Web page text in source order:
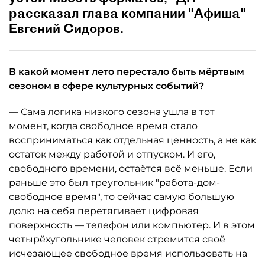
рассказал глава компании "Афиша"
Евгений Сидоров.
В какой момент лето перестало быть мёртвым
сезоном в сфере культурных событий?
— Сама логика низкого сезона ушла в тот
момент, когда свободное время стало
восприниматься как отдельная ценность, а не как
остаток между работой и отпуском. И его,
свободного времени, остаётся всё меньше. Если
раньше это был треугольник "работа-дом-
свободное время", то сейчас самую большую
долю на себя перетягивает цифровая
поверхность — телефон или компьютер. И в этом
четырёхугольнике человек стремится своё
исчезающее свободное время использовать на